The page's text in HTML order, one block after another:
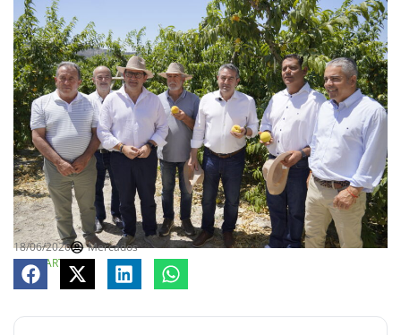
18/06/2026
Mercados
COMPARTE